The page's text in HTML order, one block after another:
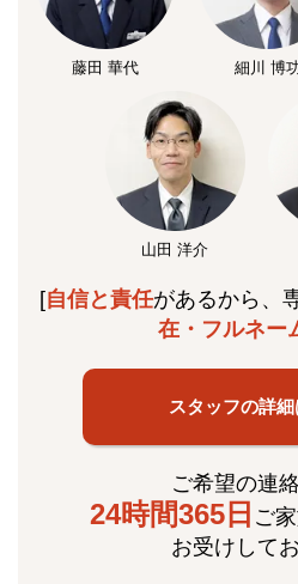
藤田 華代 細川 博
山田 洋介
[自信と責任があるから、
在・フルネー
スタッフの詳
ご希望の連
24時間365日 ご
お受けして